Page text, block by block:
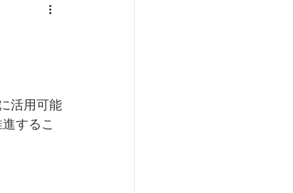
活用可能
するこ